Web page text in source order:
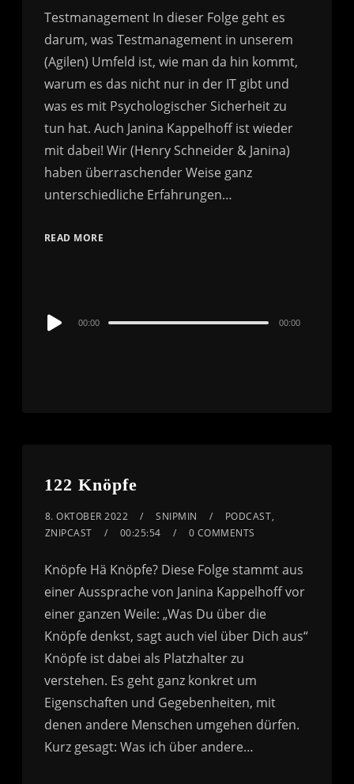
Testmanagement In dieser Folge geht es
darum, was Testmanagement in unserem
(Agilen) Umfeld ist, wie man da hin kommt,
warum es das nicht nur in der IT gibt und
was es mit Psychologischer Sicherheit zu
tun hat. Auch Janina Kappelhoff ist wieder
mit dabei! Wir (Henry Schneider & Janina)
haben überraschender Weise ganz
unterschiedliche Erfahrungen…
READ MORE
Audio
00:00 00:00
122 Knöpfe
8. OKTOBER 2022 SNIPMIN PODCAST,
ZNIPCAST
00:25:54 0 COMMENTS
Knöpfe Hä Knöpfe? Diese Folge stammt aus
einer Aussprache von Janina Kappelhoff vor
einer ganzen Weile: „Was Du über die
Knöpfe denkst, sagt auch viel über Dich aus“
Knöpfe ist dabei als Platzhalter zu
verstehen. Es geht ganz konkret um
Eigenschaften und Gegebenheiten, mit
denen andere Menschen umgehen dürfen.
Kurz gesagt: Was ich über andere…